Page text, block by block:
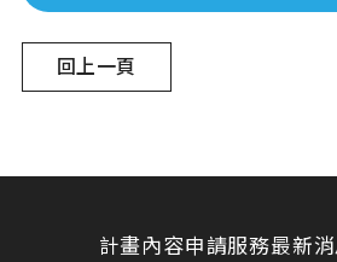
回上一頁
計畫內容申請服務最新